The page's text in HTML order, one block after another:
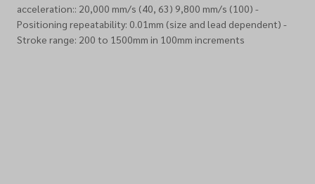
acceleration:: 20,000 mm/s (40, 63) 9,800 mm/s (100) -
Positioning repeatability: 0.01mm (size and lead dependent) -
Stroke range: 200 to 1500mm in 100mm increments